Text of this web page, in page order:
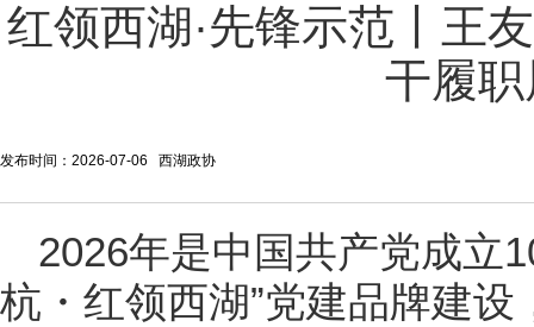
红领西湖·先锋示范丨王
干履
发布时间：2026-07-06 西湖政协
2026年是中国共产党成立
杭・红领西湖”党建品牌建